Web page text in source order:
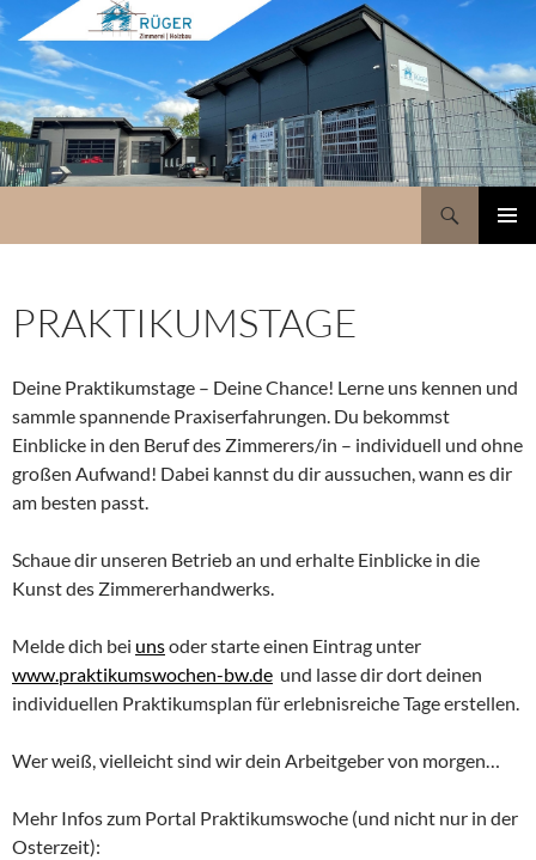
PRAKTIKUMSTAGE
Deine Praktikumstage – Deine Chance! Lerne uns kennen und
sammle spannende Praxiserfahrungen. Du bekommst
Einblicke in den Beruf des Zimmerers/in – individuell und ohne
großen Aufwand! Dabei kannst du dir aussuchen, wann es dir
am besten passt.
Schaue dir unseren Betrieb an und erhalte Einblicke in die
Kunst des Zimmererhandwerks.
Melde dich bei unsoder starte einen Eintrag unter
www.praktikumswochen-bw.de und lasse dir dort deinen
individuellen Praktikumsplan für erlebnisreiche Tage erstellen.
Wer weiß, vielleicht sind wir dein Arbeitgeber von morgen…
Mehr Infos zum Portal Praktikumswoche (und nicht nur in der
Osterzeit):